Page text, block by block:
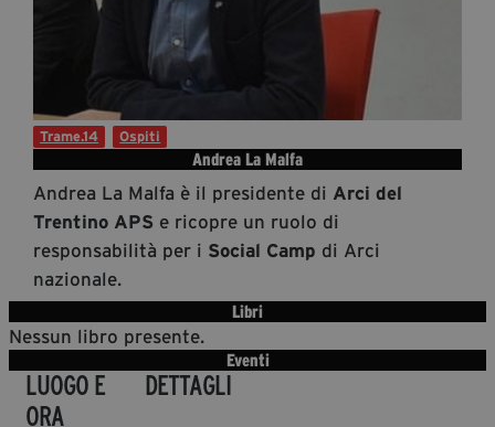
Fondazione Trame
Chi Siamo
#Trameascuola
Visioni Civiche
Mostra 3D - Visioni Civiche
Il Diritto di Essere
Contatti
Andrea La Malfa
Andrea La Malfa è il presidente di Arci del
Trentino APS e ricopre un ruolo di
responsabilità per i Social Camp di Arci
nazionale.
Trame.14 Ospiti
Libri
Nessun libro presente.
Eventi
LUOGO E
ORA
DETTAGLI